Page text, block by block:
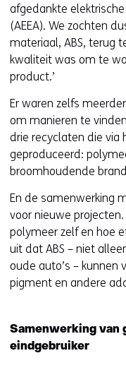
afgedankte
(AEEA). We zochten
materiaal, ABS, terug
kwaliteit was om te
product.’
Er waren zelfs
om manieren te
drie recyclaten die via
geproduceerd:
broomhoudende
En de samenwerking
voor nieuwe
polymeer zelf en hoe
uit dat ABS – niet
oude auto’s – kunnen
pigment en andere
Samenwerking van
eindgebruiker